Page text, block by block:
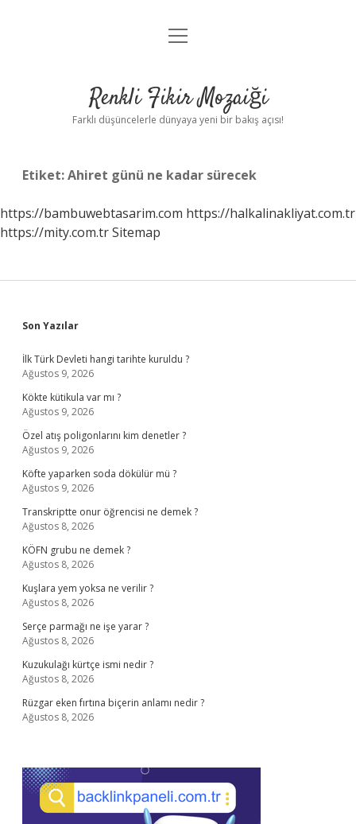
Anasayfa
Yasal Uyarı
menüyü
Renkli Fikir Mozaiği
Farklı düşüncelerle dünyaya yeni bir bakış açısı!
Etiket:Ahiret günü ne kadar sürecek
https://bambuwebtasarim.com https://halkalinakliyat.com.tr
https://mity.com.trSitemap
Sidebar
Son Yazılar
İlk Türk Devleti hangi tarihte kuruldu ?
Ağustos 9, 2026
Kökte kütikula var mı ?
Ağustos 9, 2026
Özel atış poligonlarını kim denetler ?
Ağustos 9, 2026
Köfte yaparken soda dökülür mü ?
Ağustos 9, 2026
Transkriptte onur öğrencisi ne demek ?
Ağustos 8, 2026
KÖFN grubu ne demek ?
Ağustos 8, 2026
Kuşlara yem yoksa ne verilir ?
Ağustos 8, 2026
Serçe parmağı ne işe yarar ?
Ağustos 8, 2026
Kuzukulağı kürtçe ismi nedir ?
Ağustos 8, 2026
Rüzgar eken fırtına biçerin anlamı nedir ?
Ağustos 8, 2026